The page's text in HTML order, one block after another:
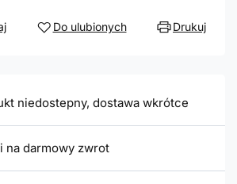
Do ulubionych Drukuj
niedostepny, dostawa wkrótce
na darmowy zwrot